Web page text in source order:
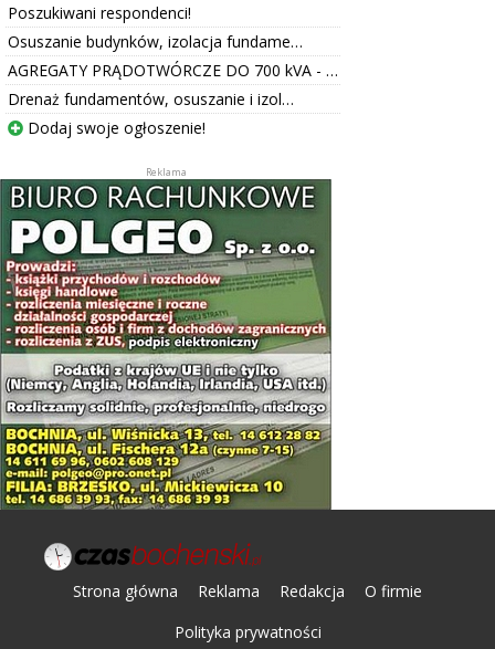
Poszukiwani respondenci!
Osuszanie budynków, izolacja fundame…
AGREGATY PRĄDOTWÓRCZE DO 700 kVA - …
Drenaż fundamentów, osuszanie i izol…
Dodaj swoje ogłoszenie!
Strona główna Reklama Redakcja
O firmie
Polityka prywatności